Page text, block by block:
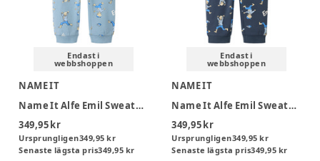
Endast i
webbshoppen
NAME IT
Name It Alfe Emil Sweatpants - Ashley Blue
349,95 kr
Ursprungligen349,95 kr
Senaste lägsta pris349,95 kr
Endast i
webbshoppen
NAME IT
Name It Alfe Emil Sweatpants - Ombre Blue
349,95 kr
Ursprungligen349,95 kr
Senaste lägsta pris349,95 kr